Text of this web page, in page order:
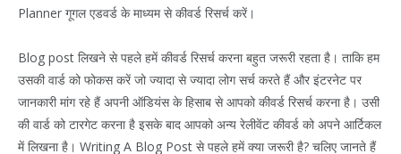
Planner गूगल एडवर्ड के माध्यम से कीवर्ड रिसर्च करें।
Blog post लिखने से पहले हमें कीवर्ड रिसर्च करना बहुत जरूरी रहता है। ताकि हम
उसकी वार्ड को फोकस करें जो ज्यादा से ज्यादा लोग सर्च करते हैं और इंटरनेट पर
जानकारी मांग रहे हैं अपनी ऑडियंस के हिसाब से आपको कीवर्ड रिसर्च करना है। उसी
की वार्ड को टारगेट करना है इसके बाद आपको अन्य रेलीवेंट कीवर्ड को अपने आर्टिकल
में लिखना है। Writing A Blog Post से पहले हमें क्या जरूरी है? चलिए जानते हैं